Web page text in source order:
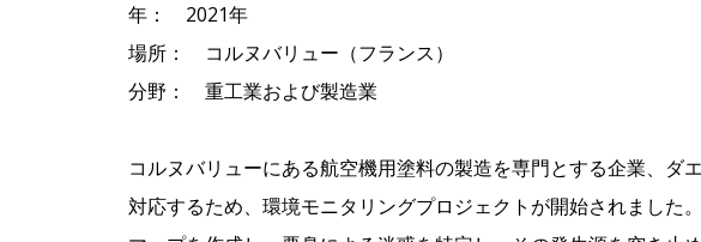
年： 2021年
場所： コルヌバリュー（フランス）
分野： 重工業および製造業
コルヌバリューにある航空機用塗料の製造を専門とする企業、ダ
対応するため、環境モニタリングプロジェクトが開始されました